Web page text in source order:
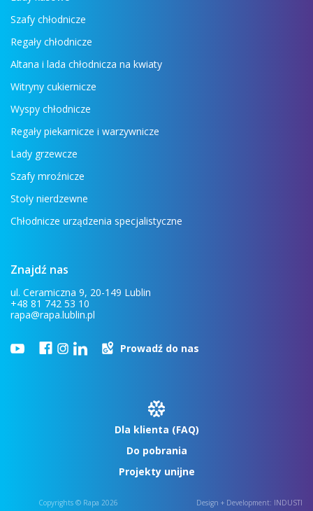
Szafy chłodnicze
Regały chłodnicze
Altana i lada chłodnicza na kwiaty
Witryny cukiernicze
Wyspy chłodnicze
Regały piekarnicze i warzywnicze
Lady grzewcze
Szafy mroźnicze
Stoły nierdzewne
Chłodnicze urządzenia specjalistyczne
Znajdź nas
ul. Ceramiczna 9, 20-149 Lublin
+48 81 742 53 10
rapa@rapa.lublin.pl
Prowadź do nas
Dla klienta (FAQ)
Do pobrania
Projekty unijne
Copyrights © Rapa 2026 Design + Development: INDUSTI